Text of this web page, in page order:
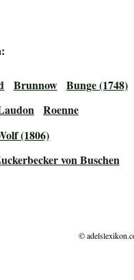
Brunnow Bunge (1748)
Roenne
(1806)
von Buschen
©